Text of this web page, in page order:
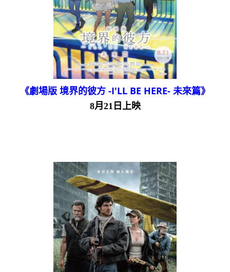
《劇場版 境界的彼方 -I'LL BE HERE- 未來篇》
8月21日上映